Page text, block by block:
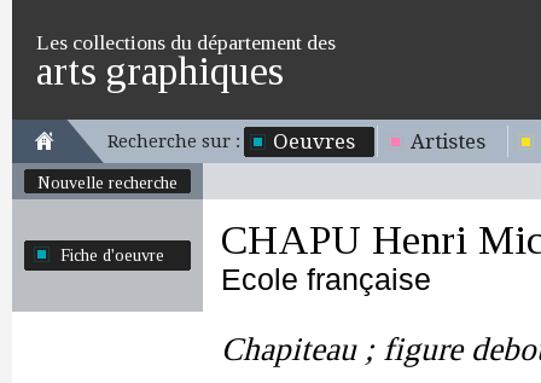
Les collections du département des
arts graphiques
Recherche sur : Oeuvres Artistes
Nouvelle recherche
Fiche d'oeuvre CHAPU Henri
Ecole française
Chapiteau ; figure